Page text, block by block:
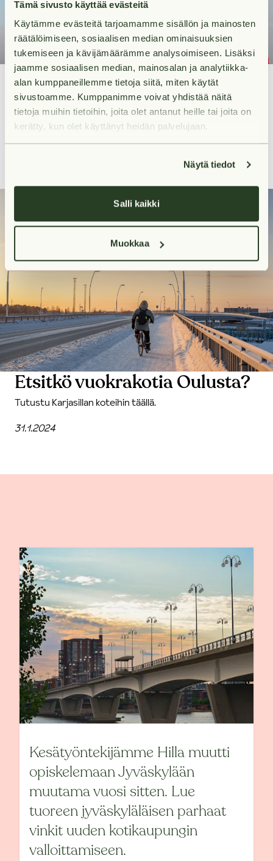
Tämä sivusto käyttää evästeitä
Käytämme evästeitä tarjoamamme sisällön ja mainosten
räätälöimiseen, sosiaalisen median ominaisuuksien
tukemiseen ja kävijämäärämme analysoimiseen. Lisäksi
jaamme sosiaalisen median, mainosalan ja analytiikka-
alan kumppaneillemme tietoja siitä, miten käytät
sivustoamme. Kumppanimme voivat yhdistää näitä
tietoja muihin tietoihin, joita olet antanut heille tai joita on
kerätty, kun olet käyttänyt heidän palvelujaan.
Näytä tiedot
Salli kaikki
Muokkaa
5. Arjen ostokset läheltä
Palvelut Karjasillalla ovat hyvät. Päivittäistavarakaupat ja
pikaruokaravintolat löytyvät läheltä, lyhyen kävelymatkan
päästä Joutsensillan päädystä. Ruokaostokset ja kodin
hankinnat saa täällä tehtyä helposti ja nopeasti. Prisman
ja muita isompia kauppoja saavutat helposti
Etsitkö vuokrakotia Oulusta?
Tutustu Karjasillan koteihin täällä.
31.1.2024
Kesätyöntekijämme Hilla muutti
opiskelemaan Jyväskylään
muutama vuosi sitten. Lue
tuoreen jyväskyläläisen parhaat
vinkit uuden kotikaupungin
valloittamiseen.